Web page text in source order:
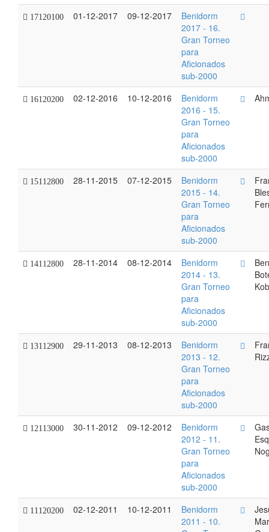
17120100 01-12-2017 09-12-2017
Benidorm
2017 - 16.
Gran Torneo
para
Aficionados
sub-2000
16120200 02-12-2016 10-12-2016
Benidorm
2016 - 15.
Gran Torneo
para
Aficionados
sub-2000
15112800 28-11-2015 07-12-2015
Benidorm
2015 - 14.
Gran Torneo
para
Aficionados
sub-2000
14112800 28-11-2014 08-12-2014
Benidorm
2014 - 13.
Gran Torneo
para
Aficionados
sub-2000
13112900 29-11-2013 08-12-2013
Benidorm
2013 - 12.
Gran Torneo
para
Aficionados
sub-2000
12113000 30-11-2012 09-12-2012
Benidorm
2012 - 11.
Gran Torneo
para
Aficionados
sub-2000
11120200 02-12-2011 10-12-2011
Benidorm
2011 - 10.